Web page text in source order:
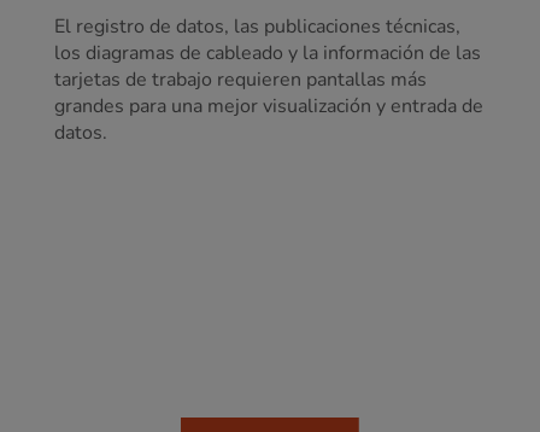
El registro de datos, las publicaciones técnicas,
los diagramas de cableado y la información de las
tarjetas de trabajo requieren pantallas más
grandes para una mejor visualización y entrada de
datos.